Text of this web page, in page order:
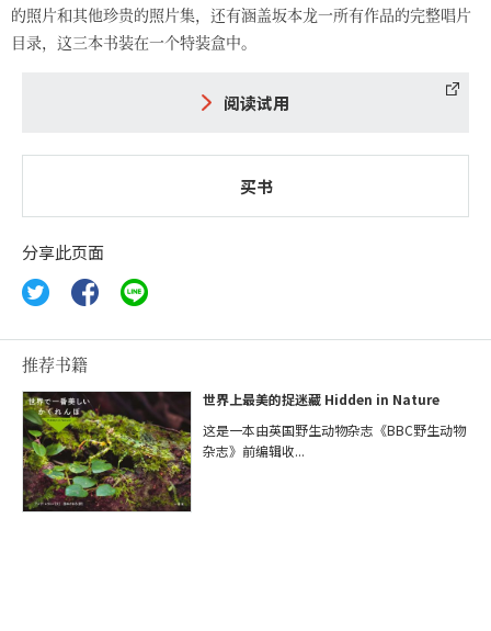
的照片和其他珍贵的照片集，还有涵盖坂本龙一所有作品的完整唱片
目录，这三本书装在一个特装盒中。
阅读试用
买书
分享此页面
推荐书籍
世界上最美的捉迷藏 Hidden in Nature
这是一本由英国野生动物杂志《BBC野生动物
杂志》前编辑收...